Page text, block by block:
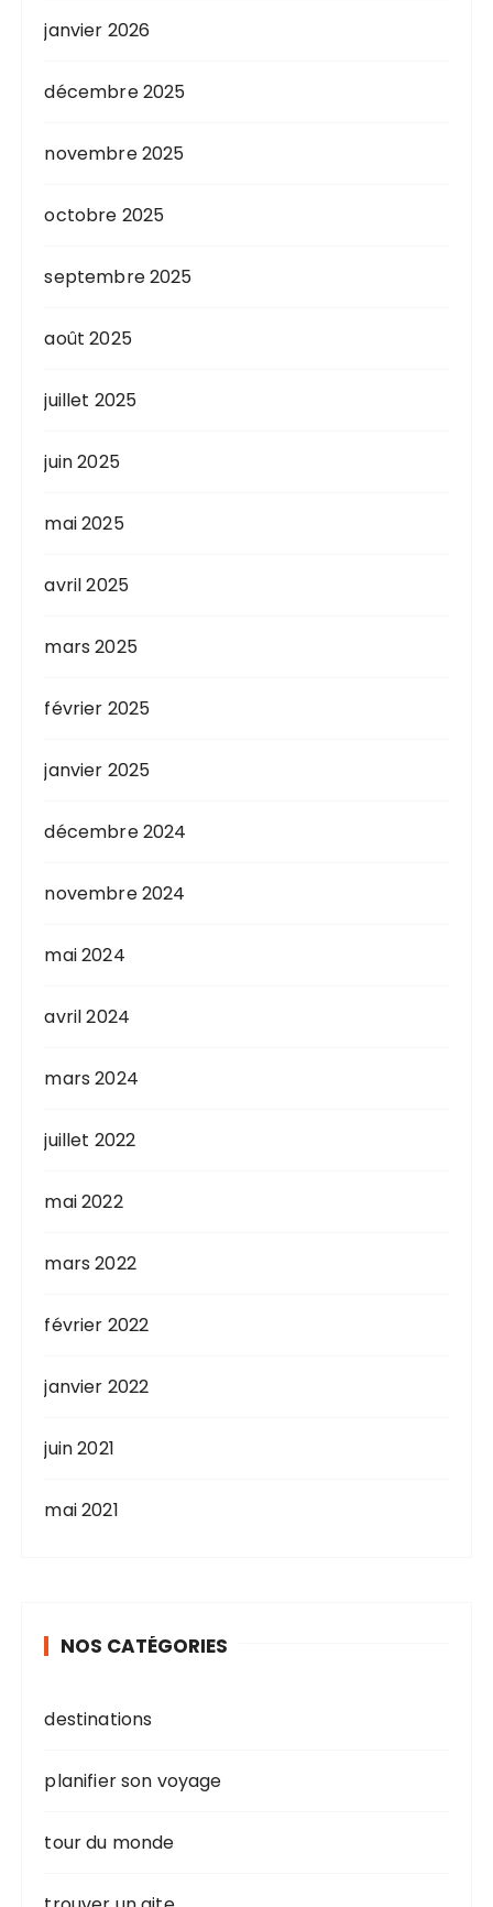
janvier 2026
décembre 2025
novembre 2025
octobre 2025
septembre 2025
août 2025
juillet 2025
juin 2025
mai 2025
avril 2025
mars 2025
février 2025
janvier 2025
décembre 2024
novembre 2024
mai 2024
avril 2024
mars 2024
juillet 2022
mai 2022
mars 2022
février 2022
janvier 2022
juin 2021
mai 2021
NOS CATÉGORIES
destinations
planifier son voyage
tour du monde